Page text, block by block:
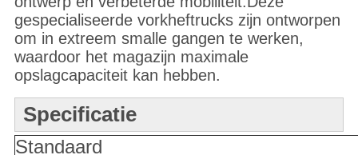
gespecialiseerde vorkheftrucks zijn ontworpen
om in extreem smalle gangen te werken,
waardoor het magazijn maximale
opslagcapaciteit kan hebben.
Specificatie
Standaard